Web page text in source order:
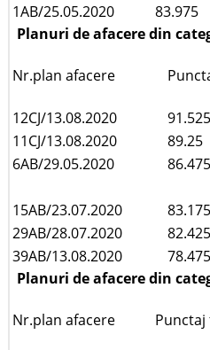
1AB/25.05.2020 83.975
Planuri de afacere din
Nr.plan afacere
12CJ/13.08.2020
91.525
11CJ/13.08.2020
89.25
6AB/29.05.2020
86.475
15AB/23.07.2020 83.175
29AB/28.07.2020
82.425
39AB/13.08.2020
78.475
Planuri de afacere din
Nr.plan afacere Punctaj